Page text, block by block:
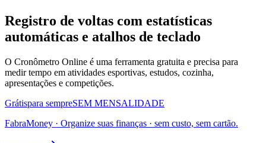
Registro de voltas com estatísticas
automáticas e atalhos de teclado
O Cronômetro Online é uma ferramenta gratuita e precisa para
medir tempo em atividades esportivas, estudos, cozinha,
apresentações e competições.
Grátispara sempreSEM MENSALIDADE
FabraMoney · Organize suas finanças · sem custo, sem cartão.